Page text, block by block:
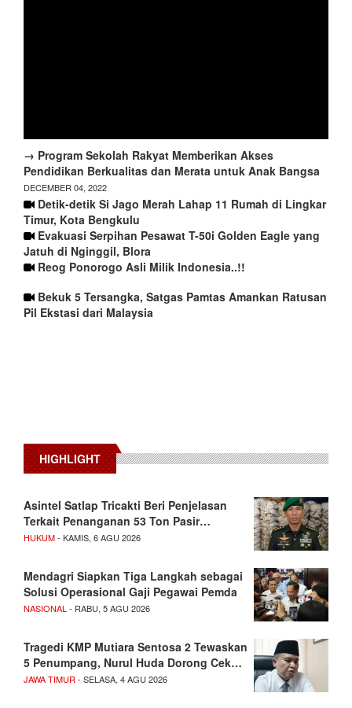
→ Program Sekolah Rakyat Memberikan Akses
Pendidikan Berkualitas dan Merata untuk Anak Bangsa
DECEMBER 04, 2022
Detik-detik Si Jago Merah Lahap 11 Rumah di Lingkar
Timur, Kota Bengkulu
Evakuasi Serpihan Pesawat T-50i Golden Eagle yang
Jatuh di Nginggil, Blora
Reog Ponorogo Asli Milik Indonesia..!!
Bekuk 5 Tersangka, Satgas Pamtas Amankan Ratusan
Pil Ekstasi dari Malaysia
HIGHLIGHT
Asintel Satlap Tricakti Beri Penjelasan
Terkait Penanganan 53 Ton Pasir…
HUKUM- KAMIS, 6 AGU 2026
Mendagri Siapkan Tiga Langkah sebagai
Solusi Operasional Gaji Pegawai Pemda
NASIONAL - RABU, 5 AGU 2026
Tragedi KMP Mutiara Sentosa 2 Tewaskan
5 Penumpang, Nurul Huda Dorong Cek…
JAWA TIMUR - SELASA, 4 AGU 2026